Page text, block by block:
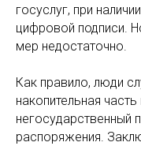
госуслуг, при
цифровой подписи.
мер недостаточно.
Как правило, люди
накопительная
негосударственный
распоряжения.